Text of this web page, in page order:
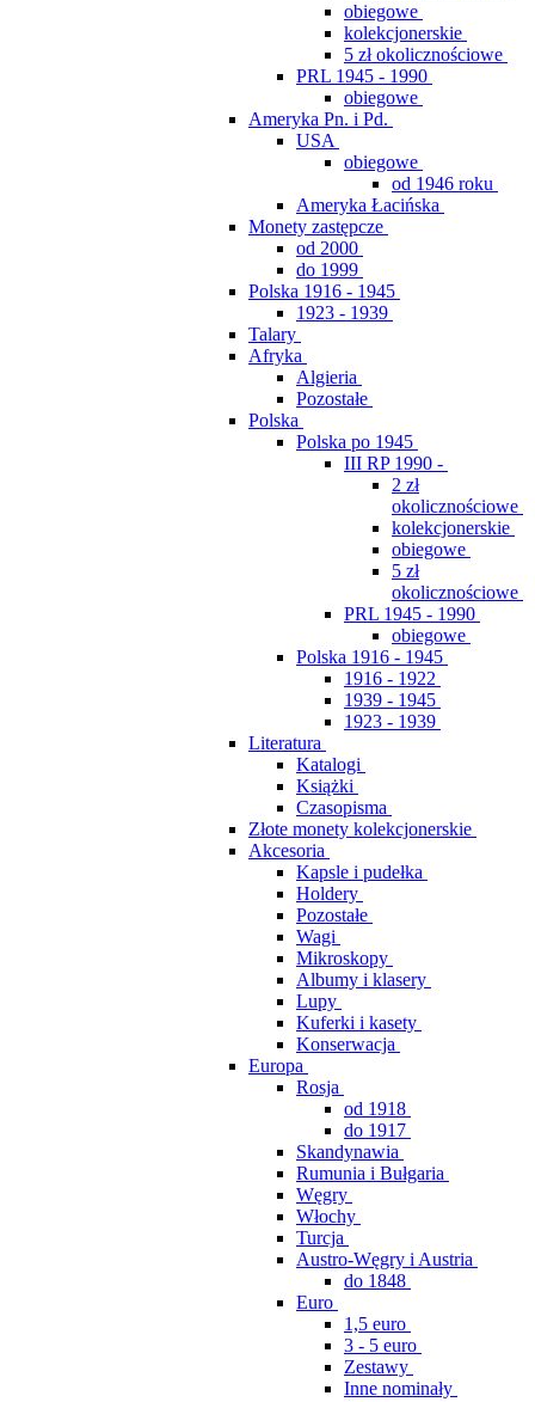
obiegowe
kolekcjonerskie
5 zł okolicznościowe
PRL 1945 - 1990
obiegowe
Ameryka Pn. i Pd.
USA
obiegowe
od 1946 roku
Ameryka Łacińska
Monety zastępcze
od 2000
do 1999
Polska 1916 - 1945
1923 - 1939
Talary
Afryka
Algieria
Pozostałe
Polska
Polska po 1945
III RP 1990 -
2 zł
okolicznościowe
kolekcjonerskie
obiegowe
5 zł
okolicznościowe
PRL 1945 - 1990
obiegowe
Polska 1916 - 1945
1916 - 1922
1939 - 1945
1923 - 1939
Literatura
Katalogi
Książki
Czasopisma
Złote monety kolekcjonerskie
Akcesoria
Kapsle i pudełka
Holdery
Pozostałe
Wagi
Mikroskopy
Albumy i klasery
Lupy
Kuferki i kasety
Konserwacja
Europa
Rosja
od 1918
do 1917
Skandynawia
Rumunia i Bułgaria
Węgry
Włochy
Turcja
Austro-Węgry i Austria
do 1848
Euro
1,5 euro
3 - 5 euro
Zestawy
Inne nominały